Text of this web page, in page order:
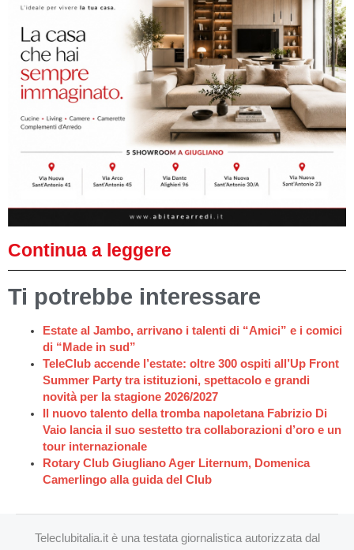
Continua a leggere
Ti potrebbe interessare
Estate al Jambo, arrivano i talenti di “Amici” e i comici
di “Made in sud”
TeleClub accende l’estate: oltre 300 ospiti all’Up Front
Summer Party tra istituzioni, spettacolo e grandi
novità per la stagione 2026/2027
Il nuovo talento della tromba napoletana Fabrizio Di
Vaio lancia il suo sestetto tra collaborazioni d’oro e un
tour internazionale
Rotary Club Giugliano Ager Liternum, Domenica
Camerlingo alla guida del Club
Teleclubitalia.it è una testata giornalistica autorizzata dal